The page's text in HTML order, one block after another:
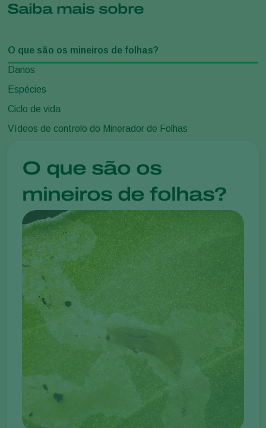
Saiba mais sobre
O que são os mineiros de folhas?
Danos
Espécies
Ciclo de vida
Vídeos de controlo do Minerador de Folhas
O que são os
mineiros de folhas?